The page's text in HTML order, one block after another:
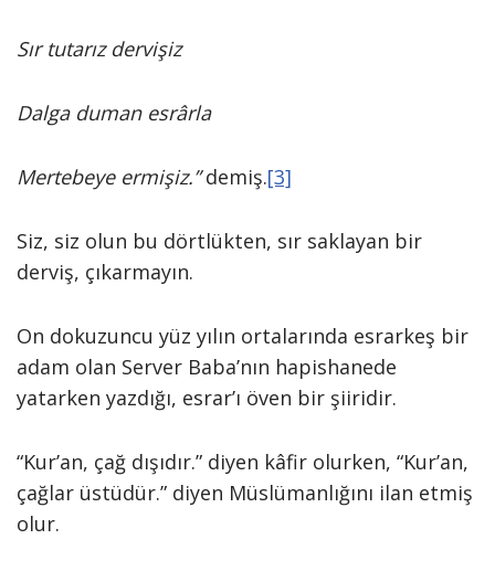
Sır tutarız dervişiz
Dalga duman esrârla
Mertebeye ermişiz.”demiş.[3]
Siz, siz olun bu dörtlükten, sır saklayan bir
derviş, çıkarmayın.
On dokuzuncu yüz yılın ortalarında esrarkeş bir
adam olan Server Baba’nın hapishanede
yatarken yazdığı, esrar’ı öven bir şiiridir.
“Kur’an, çağ dışıdır.” diyen kâfir olurken, “Kur’an,
çağlar üstüdür.” diyen Müslümanlığını ilan etmiş
olur.